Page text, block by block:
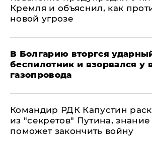
Кремля и объяснил, как
новой угрозе
В Болгарию вторгся
беспилотник и взорвался у
газопровода
Командир РДК Капустин
из "секретов" Путина, знание
поможет закончить войну